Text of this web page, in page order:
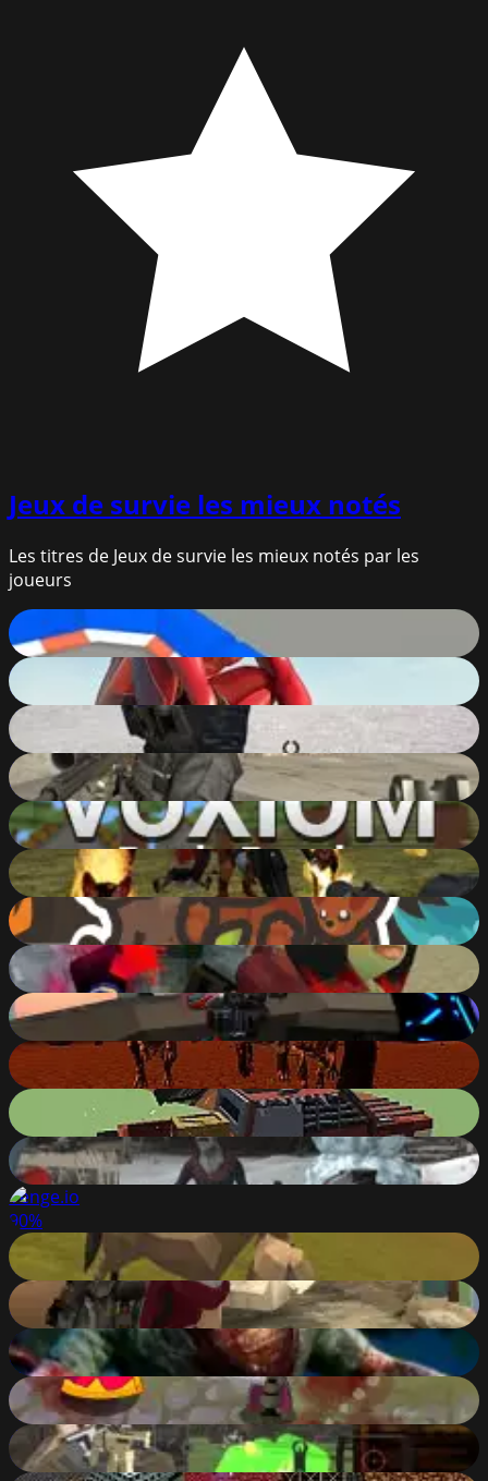
Jeux de survie les mieux notés
Les titres de Jeux de survie les mieux notés par les
joueurs
Smash Karts
91%
Amazing Strange Rope Police - Vice Spider Vegas
90
Combat Online
90
Masked Forces Unlimited
90 %
Voxiom.io - Voxel Shooter Featuring Battle Royale!
90%
Realistic Zombie Survival Warfare
90%
Taming.io
90%
Xtreme Paintball Wars
90
SpaceGuard.io
90
Dinosaurs Survival The End Of World
90
Pixel Car Crash Demolition
90
Christmas Survival
90%
Venge.io
90%
Horse Family Animal Simulator 3D
90
Commando Girl
90
Dead Outbreak
90%
Parmesan Partisan Deluxe
90%
Extreme Pixel Gun Apocalypse 3
89%